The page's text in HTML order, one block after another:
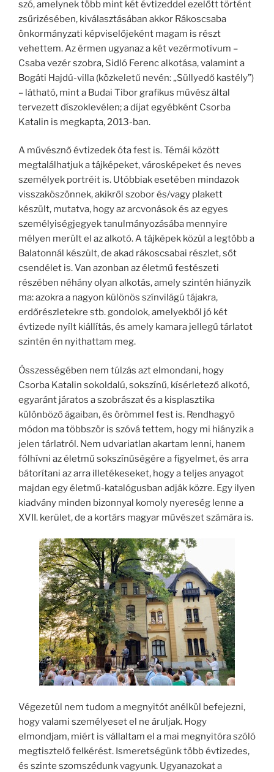
szó, amelynek több mint két évtizeddel ezelőtt történt
zsűrizésében, kiválasztásában akkor Rákoscsaba
önkormányzati képviselőjeként magam is részt
vehettem. Az érmen ugyanaz a két vezérmotívum –
Csaba vezér szobra, Sidló Ferenc alkotása, valamint a
Bogáti Hajdú-villa (közkeletű nevén: „Süllyedő kastély”)
– látható, mint a Budai Tibor grafikus művész által
tervezett díszoklevélen; a díjat egyébként Csorba
Katalin is megkapta, 2013-ban.
A művésznő évtizedek óta fest is. Témái között
megtalálhatjuk a tájképeket, városképeket és neves
személyek portréit is. Utóbbiak esetében mindazok
visszaköszönnek, akikről szobor és/vagy plakett
készült, mutatva, hogy az arcvonások és az egyes
személyiségjegyek tanulmányozásába mennyire
mélyen merült el az alkotó. A tájképek közül a legtöbb a
Balatonnál készült, de akad rákoscsabai részlet, sőt
csendélet is. Van azonban az életmű festészeti
részében néhány olyan alkotás, amely szintén hiányzik
ma: azokra a nagyon különös színvilágú tájakra,
erdőrészletekre stb. gondolok, amelyekből jó két
évtizede nyílt kiállítás, és amely kamara jellegű tárlatot
szintén én nyithattam meg.
Összességében nem túlzás azt elmondani, hogy
Csorba Katalin sokoldalú, sokszínű, kísérletező alkotó,
egyaránt járatos a szobrászat és a kisplasztika
különböző ágaiban, és örömmel fest is. Rendhagyó
módon ma többször is szóvá tettem, hogy mi hiányzik a
jelen tárlatról. Nem udvariatlan akartam lenni, hanem
fölhívni az életmű sokszínűségére a figyelmet, és arra
bátorítani az arra illetékeseket, hogy a teljes anyagot
majdan egy életmű-katalógusban adják közre. Egy ilyen
kiadvány minden bizonnyal komoly nyereség lenne a
XVII. kerület, de a kortárs magyar művészet számára is.
Végezetül nem tudom a megnyitót anélkül befejezni,
hogy valami személyeset el ne áruljak. Hogy
elmondjam, miért is vállaltam el a mai megnyitóra szóló
megtisztelő felkérést. Ismeretségünk több évtizedes,
és szinte szomszédunk vagyunk. Ugyanazokat a